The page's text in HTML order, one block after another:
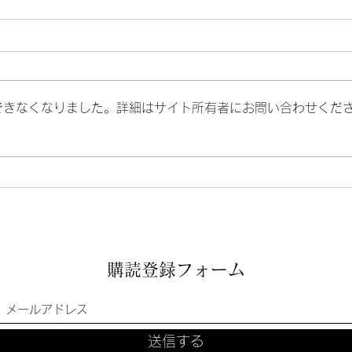
グル
で
なくなりました。詳細はサイト所有者にお問い合わせくだ
購読登録フォーム
送信する